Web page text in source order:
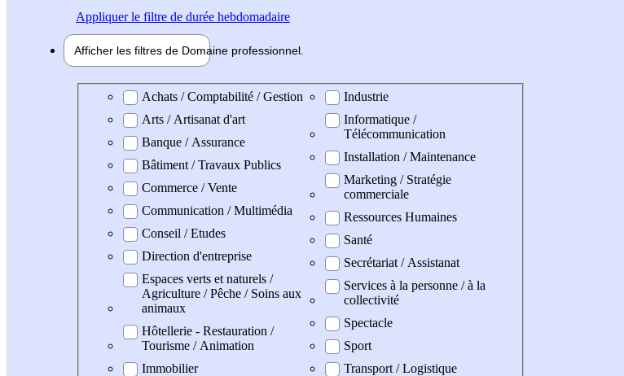
Appliquerle filtre de durée hebdomadaire
Afficher les filtres de Domaine professionnel
Domaine professionel
Achats / Comptabilité / Gestion
Arts / Artisanat d'art
Banque / Assurance
Bâtiment / Travaux Publics
Commerce / Vente
Communication / Multimédia
Conseil / Etudes
Direction d'entreprise
Espaces verts et naturels /
Agriculture / Pêche / Soins aux
animaux
Hôtellerie - Restauration /
Tourisme / Animation
Immobilier
Industrie
Informatique /
Télécommunication
Installation / Maintenance
Marketing / Stratégie
commerciale
Ressources Humaines
Santé
Secrétariat / Assistanat
Services à la personne / à la
collectivité
Spectacle
Sport
Transport / Logistique